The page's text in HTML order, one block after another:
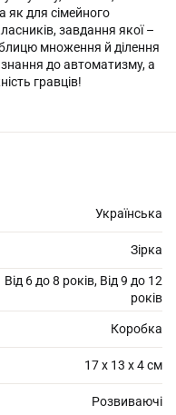
як для сімейного
завдання якої –
множення й ділення
знання до автоматизму, а
гравців!
Українська
Зірка
Від 6 до 8 років, Від 9 до 12
років
Коробка
17 х 13 х 4 см
Розвиваючі